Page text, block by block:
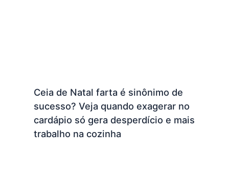
Ceia de Natal farta é sinônimo de
sucesso? Veja quando exagerar no
cardápio só gera desperdício e mais
trabalho na cozinha